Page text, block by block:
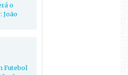
o
João
Futebol